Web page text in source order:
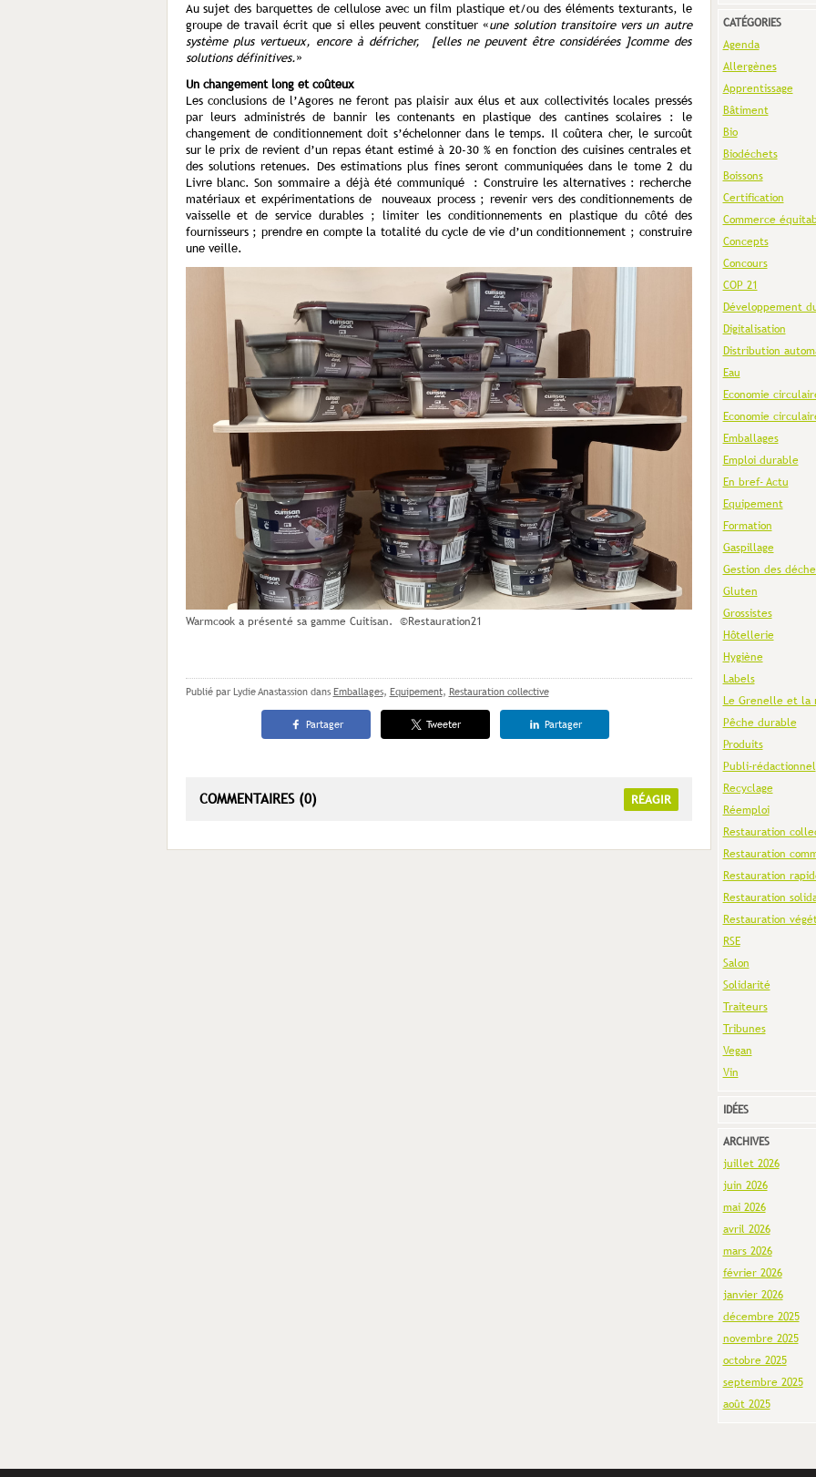
Au sujet des barquettes de cellulose avec un film plastique et/ou des éléments texturants, le
groupe de travail écrit que si elles peuvent constituer «une solution transitoire vers un autre
système plus vertueux, encore à défricher, [elles ne peuvent être considérées ]comme des
solutions définitives.»
Un changement long et coûteux
Les conclusions de l’Agores ne feront pas plaisir aux élus et aux collectivités locales pressés
par leurs administrés de bannir les contenants en plastique des cantines scolaires : le
changement de conditionnement doit s’échelonner dans le temps. Il coûtera cher, le surcoût
sur le prix de revient d’un repas étant estimé à 20-30 % en fonction des cuisines centrales et
des solutions retenues. Des estimations plus fines seront communiquées dans le tome 2 du
Livre blanc. Son sommaire a déjà été communiqué : Construire les alternatives : recherche
matériaux et expérimentations de nouveaux process ; revenir vers des conditionnements de
vaisselle et de service durables ; limiter les conditionnements en plastique du côté des
fournisseurs ; prendre en compte la totalité du cycle de vie d’un conditionnement ; construire
une veille.
Warmcook a présenté sa gamme Cuitisan. ©Restauration21
Publié par Lydie Anastassion dans Emballages, Equipement, Restauration collective
Partager Tweeter Partager
COMMENTAIRES (0) RÉAGIR
CATÉGORIES
Agenda
Allergènes
Apprentissage
Bâtiment
Bio
Biodéchets
Boissons
Certification
Commerce
Concepts
Concours
COP 21
Développement
Digitalisation
Distribution
Eau
Economie
Economie
Emballages
Emploi durable
En bref- Actu
Equipement
Formation
Gaspillage
Gestion des
Gluten
Grossistes
Hôtellerie
Hygiène
Labels
Le Grenelle et la
Pêche durable
Produits
Publi-rédactionnel
Recyclage
Réemploi
Restauration
Restauration
Restauration
Restauration
Restauration
RSE
Salon
Solidarité
Traiteurs
Tribunes
Vegan
Vin
IDÉES
ARCHIVES
juillet 2026
juin 2026
mai 2026
avril 2026
mars 2026
février 2026
janvier 2026
décembre 2025
novembre 2025
octobre 2025
septembre 2025
août 2025